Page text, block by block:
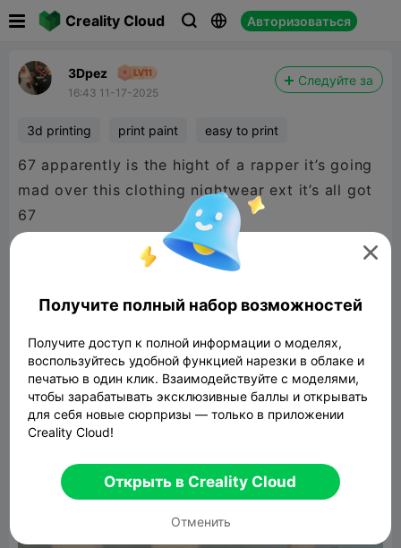
Creality Cloud   Авторизоваться
3Dpez
16:43 11-17-2025
Следуйте за
3d printing print paint easy to print
67 apparently is the hight of a rapper it’s going
mad over this clothing nightwear ext it’s all got
67

Получите полный набор возможностей
Получите доступ к полной информации о моделях,
воспользуйтесь удобной функцией нарезки в облаке и
печатью в один клик. Взаимодействуйте с моделями,
чтобы зарабатывать эксклюзивные баллы и открывать
для себя новые сюрпризы — только в приложении
Creality Cloud!
Открыть в Creality Cloud
Отменить